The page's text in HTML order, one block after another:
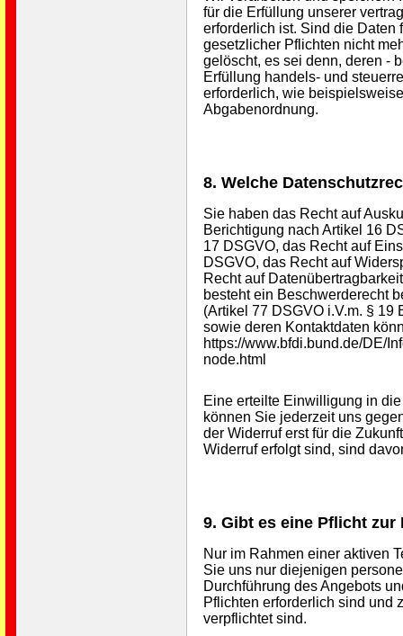
für die Erfüllung unserer
erforderlich ist. Sind die Daten
gesetzlicher Pflichten nicht
gelöscht, es sei denn, deren -
Erfüllung handels- und
erforderlich, wie
Abgabenordnung.
8. Welche
Sie haben das Recht auf
Berichtigung nach Artikel 16
17 DSGVO, das Recht auf
DSGVO, das Recht auf
Recht auf
besteht ein Beschwerderecht
(Artikel 77 DSGVO i.V.m. § 19
sowie deren Kontaktdaten
https://www.bfdi.bund.de/DE/
node.html
Eine erteilte Einwilligung in
können Sie jederzeit uns
der Widerruf erst für die
Widerruf erfolgt sind, sind
9. Gibt es eine Pflicht
Nur im Rahmen einer aktiven
Sie uns nur diejenigen
Durchführung des Angebots
Pflichten erforderlich sind und
verpflichtet sind.